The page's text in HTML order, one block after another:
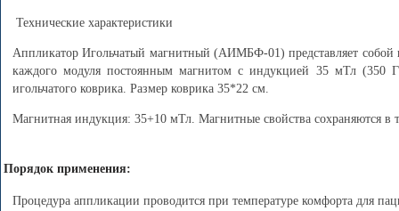
Технические характеристики
Аппликатор Игольчатый магнитный (АИМБФ-01) представляет
каждого модуля постоянным магнитом с индукцией 35 мТл (350
игольчатого коврика. Размер коврика 35*22 см.
Магнитная индукция: 35+10 мТл. Магнитные свойства сохраняются в
Порядок применения:
Процедура аппликации проводится при температуре комфорта для